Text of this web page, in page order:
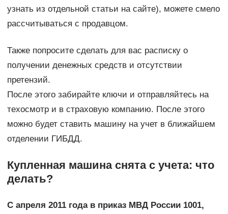
узнать из отдельной статьи на сайте), можете смело
рассчитываться с продавцом.
Также попросите сделать для вас расписку о
получении денежных средств и отсутствии
претензий.
После этого забирайте ключи и отправляйтесь на
техосмотр и в страховую компанию. После этого
можно будет ставить машину на учет в ближайшем
отделении ГИБДД.
Купленная машина снята с учета: что
делать?
С апреля 2011 года в приказ МВД России 1001,